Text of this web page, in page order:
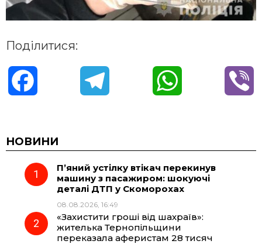
Поділитися:
c
e
o
e
g
r
t
НОВИНИ
П’яний устілку втікач перекинув
машину з пасажиром: шокуючі
деталі ДТП у Скоморохах
08.08.2026, 16:49
«Захистити гроші від шахраїв»:
жителька Тернопільщини
переказала аферистам 28 тисяч